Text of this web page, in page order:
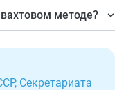
методе?
вахтового
Секретариата